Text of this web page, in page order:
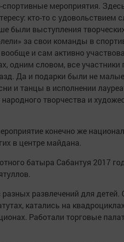
спортивные мероприятия.
кто-то с удовольствием
были выступления
за свои команды в
и сам активно
одним словом, все участники
Да и подарки были не
и танцы в исполнении
творчества и
конечно же
в центре майдана.
батыра Сабантуя 2017
развлечений для детей.
катались на
Работали торговые